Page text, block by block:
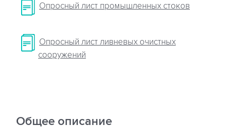
Опросный лист промышленных стоков
Опросный лист ливневых очистных
сооружений
Общее описание